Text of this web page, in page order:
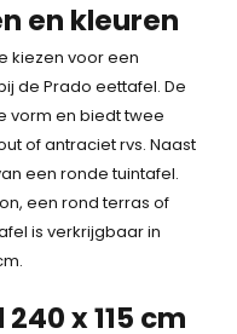
en kleuren
kiezen voor een
de Prado eettafel. De
vorm en biedt twee
of antraciet rvs. Naast
een ronde tuintafel.
een rond terras of
is verkrijgbaar in
x 115 cm